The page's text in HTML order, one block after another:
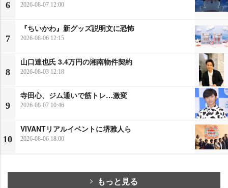
6 2026-08-07 12:00
7
『ちいかわ』新グッズ説明文に恐怖
2026-08-06 12:15
8
山口達也氏 3.4万円の湘南物件契約
2026-08-03 12:18
9
寺田心、ジム通いで筋トレ…激変
2026-08-07 10:46
10
VIVANTリアルイベントに堺雅人ら
2026-08-06 18:00
もっと見る